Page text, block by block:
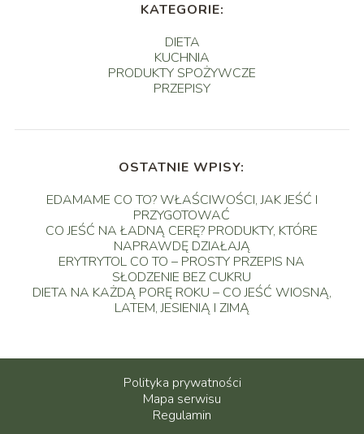
KATEGORIE:
DIETA
KUCHNIA
PRODUKTY SPOŻYWCZE
PRZEPISY
OSTATNIE WPISY:
EDAMAME CO TO? WŁAŚCIWOŚCI, JAK JEŚĆ I
PRZYGOTOWAĆ
CO JEŚĆ NA ŁADNĄ CERĘ? PRODUKTY, KTÓRE
NAPRAWDĘ DZIAŁAJĄ
ERYTRYTOL CO TO – PROSTY PRZEPIS NA
SŁODZENIE BEZ CUKRU
DIETA NA KAŻDĄ PORĘ ROKU – CO JEŚĆ WIOSNĄ,
LATEM, JESIENIĄ I ZIMĄ
Polityka prywatności
Mapa serwisu
Regulamin